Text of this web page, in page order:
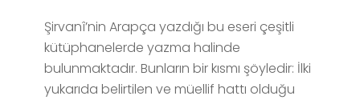
Şirvanî’nin Arapça yazdığı bu eseri çeşitli
kütüphanelerde yazma halinde
bulunmaktadır. Bunların bir kısmı şöyledir: İlki
yukarıda belirtilen ve müellif hattı olduğu